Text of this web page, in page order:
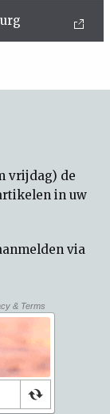
vrijdag) de
in uw
via